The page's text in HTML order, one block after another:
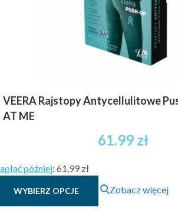
stronie
produktu
VEERA Rajstopy Antycellulitowe
AT ME
61.99 zł
później: 61,99 zł
WYBIERZ OPCJE
Ten
produkt
Zobacz więcej